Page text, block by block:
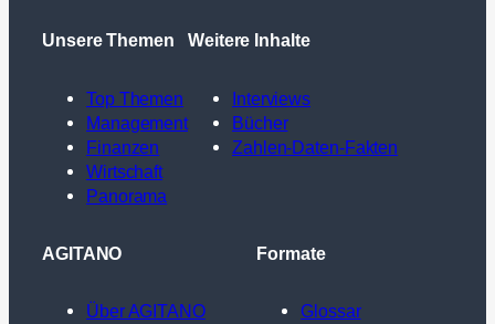
Unsere Themen
Top Themen
Management
Finanzen
Wirtschaft
Panorama
Weitere Inhalte
Interviews
Bücher
Zahlen-Daten-Fakten
AGITANO
Über AGITANO
Formate
Glossar